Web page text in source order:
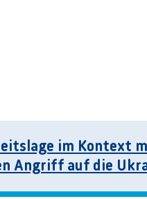
im Kontext
Angriff auf die